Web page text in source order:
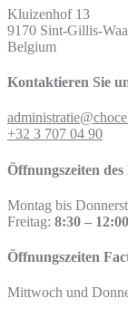
Kluizenhof 13
9170 Sint-Gillis-
Belgium
Kontaktieren Sie
+32 3 707 04 90
Öffnungszeiten
Montag bis
Freitag: 8:30 –
Öffnungszeiten
Mittwoch und